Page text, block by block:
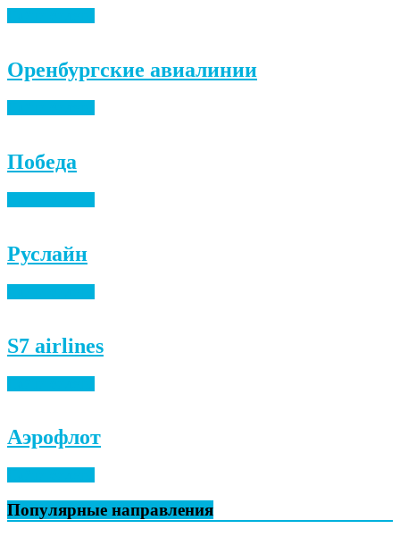
Оренбургские авиалинии
Победа
Руслайн
S7 airlines
Аэрофлот
Популярные направления